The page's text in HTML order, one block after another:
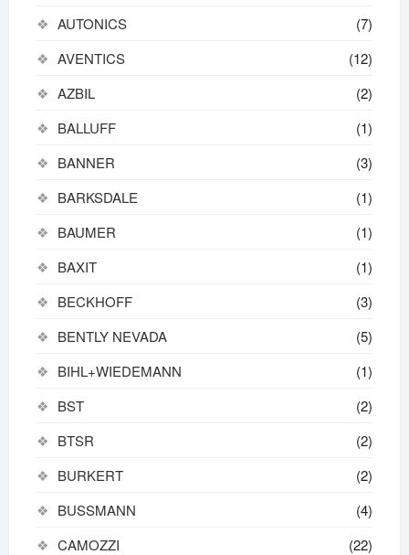
AUTONICS
(7)
AVENTICS
(12)
AZBIL
(2)
BALLUFF
(1)
BANNER
(3)
BARKSDALE
(1)
BAUMER
(1)
BAXIT
(1)
BECKHOFF
(3)
BENTLY NEVADA
(5)
BIHL+WIEDEMANN
(1)
BST
(2)
BTSR
(2)
BURKERT
(2)
BUSSMANN
(4)
CAMOZZI
(22)